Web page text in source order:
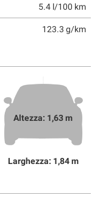
5.4 l/100 km
123.3 g/km
Altezza: 1,63 m
Larghezza: 1,84 m